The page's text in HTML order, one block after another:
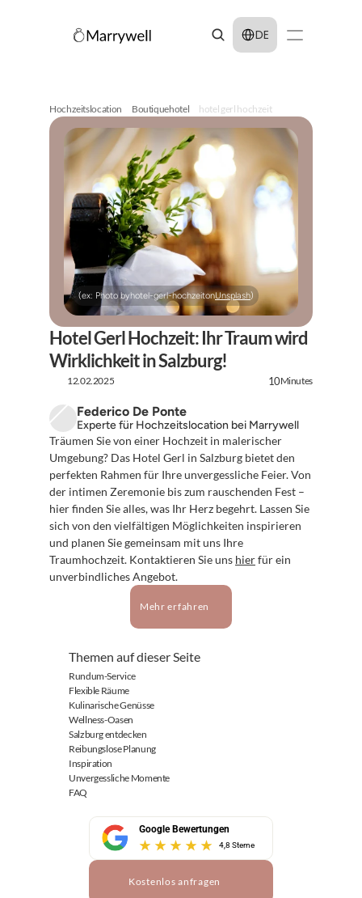
Select Language
DE
Hochzeitslocation Boutiquehotel hotel gerl hochzeit
(ex: Photo byhotel-gerl-hochzeitonUnsplash)
Hotel Gerl Hochzeit: Ihr Traum wird
Wirklichkeit in Salzburg!
12.02.2025 10Minutes
Federico De Ponte
Experte für Hochzeitslocation bei Marrywell
Träumen Sie von einer Hochzeit in malerischer
Umgebung? Das Hotel Gerl in Salzburg bietet den
perfekten Rahmen für Ihre unvergessliche Feier. Von
der intimen Zeremonie bis zum rauschenden Fest –
hier finden Sie alles, was Ihr Herz begehrt. Lassen Sie
sich von den vielfältigen Möglichkeiten inspirieren
und planen Sie gemeinsam mit uns Ihre
Traumhochzeit. Kontaktieren Sie uns hier für ein
unverbindliches Angebot.
Mehr erfahren
Themen auf dieser Seite
Rundum-Service
Flexible Räume
Kulinarische Genüsse
Wellness-Oasen
Salzburg entdecken
Reibungslose Planung
Inspiration
Unvergessliche Momente
FAQ
Google Bewertungen
4,8 Sterne
Kostenlos anfragen